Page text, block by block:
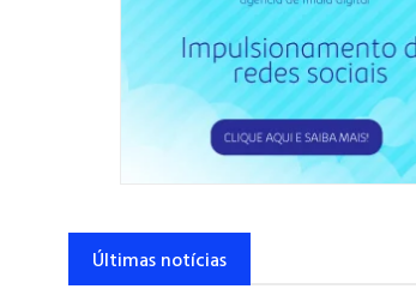
Últimas notícias